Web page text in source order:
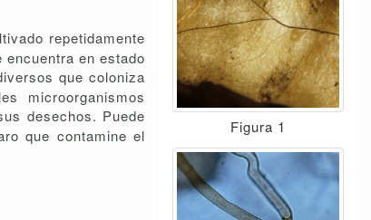
repetidamente
en estado
que coloniza
microorganismos
desechos. Puede
que contamine el
Figura 1